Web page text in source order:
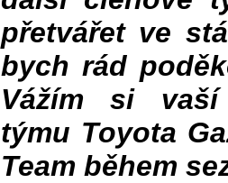
přetvářet ve
bych rád
Vážím si vaší
týmu Toyota
Team během